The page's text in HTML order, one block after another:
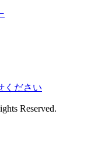
ください
Reserved.